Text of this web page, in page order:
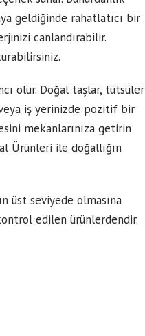
geldiğinde rahatlatıcı bir
canlandırabilir.
olur. Doğal taşlar, tütsüler
iş yerinizde pozitif bir
mekanlarınıza getirin
Ürünleri ile doğallığın
üst seviyede olmasına
edilen ürünlerdendir.